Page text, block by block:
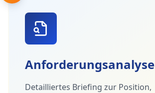
Anforderungsanalyse
Detailliertes Briefing zur Position,